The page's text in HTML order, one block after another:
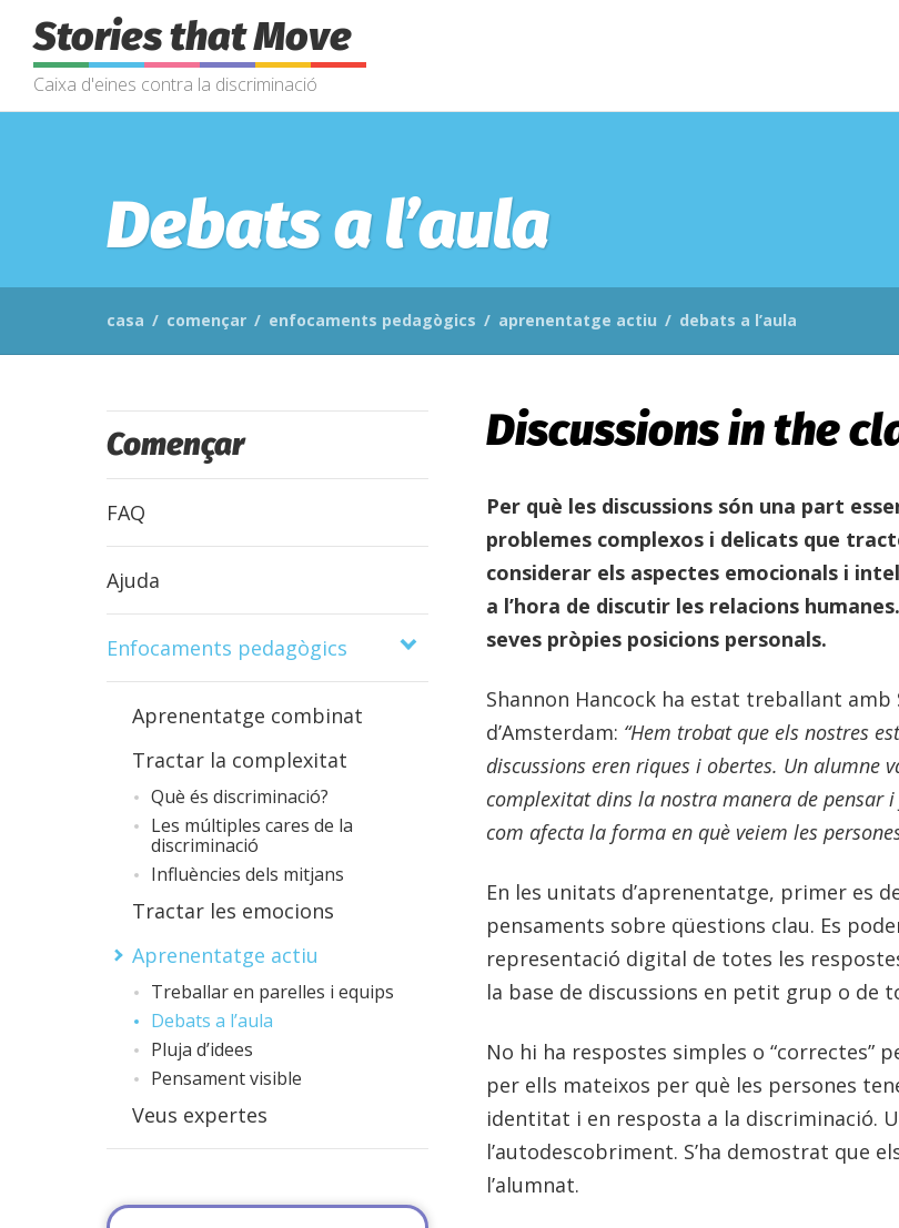
Stories that Move
Caixa d'eines contra la discriminació
Debats a l’aula
casa / començar / enfocaments pedagògics / aprenentatge actiu / debats a l’aula
Discussions in the
Per què les discussions són una part
problemes complexos i delicats que
considerar els aspectes emocionals i
a l’hora de discutir les relacions
seves pròpies posicions personals.
Shannon Hancock ha estat treballant
d’Amsterdam: “Hem trobat que els nostres
discussions eren riques i obertes. Un alumne
complexitat dins la nostra manera de pensar
com afecta la forma en què veiem les
En les unitats d’aprenentatge, primer es
pensaments sobre qüestions clau. Es
representació digital de totes les
la base de discussions en petit grup o de
No hi ha respostes simples o “correctes”
per ells mateixos per què les persones
identitat i en resposta a la discriminació.
l’autodescobriment. S’ha demostrat que
l’alumnat.
Començar
FAQ
Ajuda
Enfocaments pedagògics
Aprenentatge combinat
Tractar la complexitat
Què és discriminació?
Les múltiples cares de la
discriminació
Influències dels mitjans
Tractar les emocions
Aprenentatge actiu
Treballar en parelles i equips
Debats a l’aula
Pluja d’idees
Pensament visible
Veus expertes